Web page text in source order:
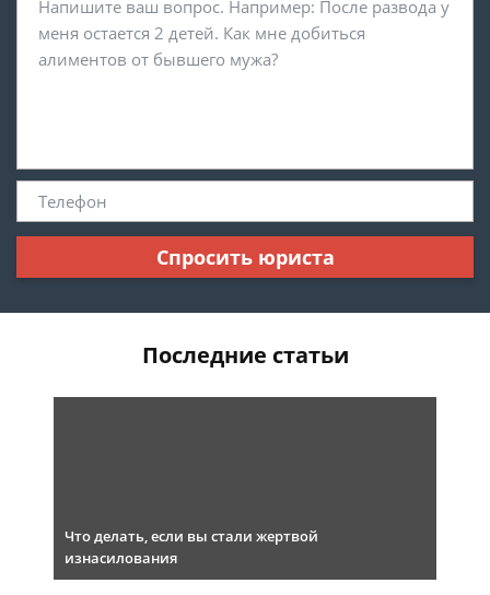
Спросить юриста
Последние статьи
Что делать, если вы стали жертвой
изнасилования